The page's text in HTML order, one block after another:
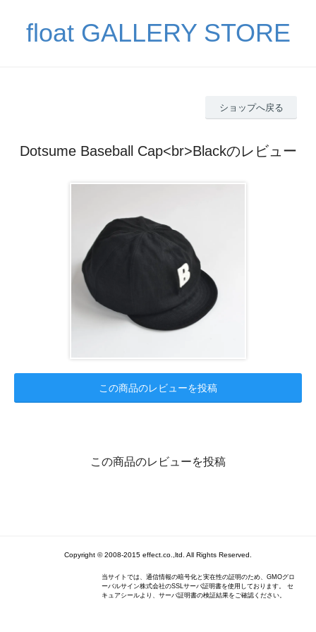
float GALLERY STORE
ショップへ戻る
Dotsume Baseball Cap<br>Blackのレビュー
この商品のレビューを投稿
この商品のレビューを投稿
Copyright © 2008-2015 effect.co.,ltd. All Rights Reserved.
当サイトでは、通信情報の暗号化と実在性の証明のため、GMOグロ
ーバルサイン株式会社のSSLサーバ証明書を使用しております。 セ
キュアシールより、サーバ証明書の検証結果をご確認ください。